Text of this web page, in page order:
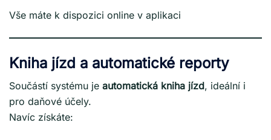
Vše máte k dispozici online v aplikaci
Kniha jízd a automatické reporty
Součástí systému je automatická kniha jízd, ideální i
pro daňové účely.
Navíc získáte: